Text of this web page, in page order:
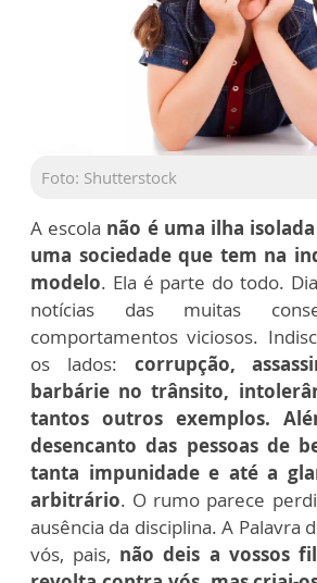
Foto: Shutterstock
A escola não é uma ilha
uma sociedade que tem na
modelo. Ela é parte do todo.
notícias das muitas
comportamentos viciosos.
os lados: corrupção,
barbárie no trânsito,
tantos outros exemplos.
desencanto das pessoas de
tanta impunidade e até a
arbitrário. O rumo parece
ausência da disciplina. A Palavra
vós, pais, não deis a vossos